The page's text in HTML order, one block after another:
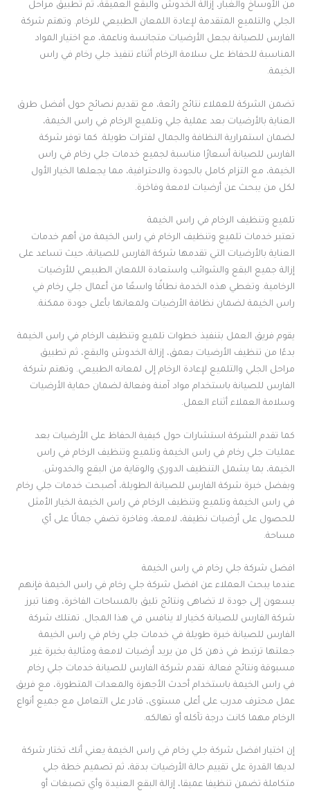
من الأوساخ والغبار، إزالة الخدوش والبقع العميقة، ثم تطبيق مراحل
الجلي والتلميع المتقدمة لإعادة اللمعان الطبيعي للرخام. وتهتم شركة
الفارس للصيانة بجعل الأرضيات متجانسة وناعمة، مع اختيار المواد
المناسبة للحفاظ على سلامة الرخام أثناء تنفيذ جلي رخام في راس
الخيمة.
تضمن الشركة للعملاء نتائج رائعة، مع تقديم نصائح حول أفضل طرق
العناية بالأرضيات بعد عملية جلي وتلميع الرخام في راس الخيمة،
لضمان استمرارية النظافة والجمال لفترات طويلة. كما توفر شركة
الفارس للصيانة أسعارًا مناسبة لجميع خدمات جلي رخام في راس
الخيمة، مع التزام كامل بالجودة والاحترافية، مما يجعلها الخيار الأول
لكل من يبحث عن أرضيات لامعة وفاخرة.
تلميع وتنظيف الرخام في راس الخيمة
تعتبر خدمات تلميع وتنظيف الرخام في راس الخيمة من أهم خدمات
العناية بالأرضيات التي تقدمها شركة الفارس للصيانة، حيث تساعد على
إزالة جميع البقع والشوائب واستعادة اللمعان الطبيعي للأرضيات
الرخامية. وتغطي هذه الخدمة نطاقًا واسعًا من أعمال جلي رخام في
راس الخيمة لضمان نظافة الأرضيات ولمعانها بأعلى جودة ممكنة.
يقوم فريق العمل بتنفيذ خطوات تلميع وتنظيف الرخام في راس الخيمة
بدءًا من تنظيف الأرضيات بعمق، إزالة الخدوش والبقع، ثم تطبيق
مراحل الجلي والتلميع لإعادة الرخام إلى لمعانه الطبيعي. وتهتم شركة
الفارس للصيانة باستخدام مواد آمنة وفعالة لضمان حماية الأرضيات
وسلامة العملاء أثناء العمل.
كما تقدم الشركة استشارات حول كيفية الحفاظ على الأرضيات بعد
عمليات جلي رخام في راس الخيمة وتلميع وتنظيف الرخام في راس
الخيمة، بما يشمل التنظيف الدوري والوقاية من البقع والخدوش.
وبفضل خبرة شركة الفارس للصيانة الطويلة، أصبحت خدمات جلي رخام
في راس الخيمة وتلميع وتنظيف الرخام في راس الخيمة الخيار الأمثل
للحصول على أرضيات نظيفة، لامعة، وفاخرة تضفي جمالًا على أي
مساحة.
افضل شركة جلي رخام في راس الخيمة
عندما يبحث العملاء عن افضل شركة جلي رخام في راس الخيمة فإنهم
يسعون إلى جودة لا تضاهى ونتائج تليق بالمساحات الفاخرة، وهنا تبرز
شركة الفارس للصيانة كخيار لا ينافس في هذا المجال. تمتلك شركة
الفارس للصيانة خبرة طويلة في خدمات جلي رخام في راس الخيمة
جعلتها ترتبط في ذهن كل من يريد أرضيات لامعة ومثالية بخبرة غير
مسبوقة ونتائج فعالة. تقدم شركة الفارس للصيانة خدمات جلي رخام
في راس الخيمة باستخدام أحدث الأجهزة والمعدات المتطورة، مع فريق
عمل محترف مدرب على أعلى مستوى، قادر على التعامل مع جميع أنواع
الرخام مهما كانت درجة تآكله أو تهالكه.
إن اختيار افضل شركة جلي رخام في راس الخيمة يعني أنك تختار شركة
لديها القدرة على تقييم حالة الأرضيات بدقة، ثم تصميم خطة جلي
متكاملة تضمن تنظيفا عميقا، إزالة البقع العنيدة وأي تصبغات أو